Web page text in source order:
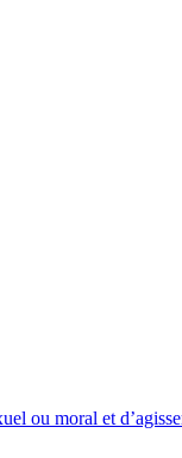
ou moral et